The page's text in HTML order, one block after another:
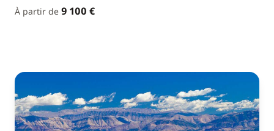
À partir de 9 100 €